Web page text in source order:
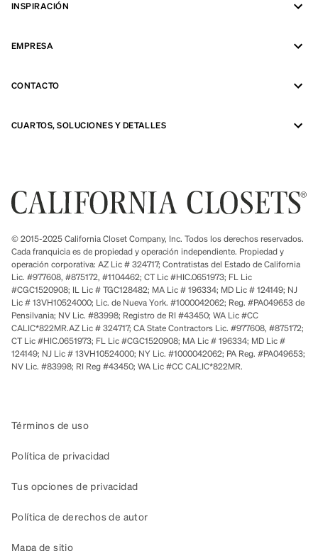
INSPIRACIÓN
EMPRESA
CONTACTO
CUARTOS, SOLUCIONES Y DETALLES
© 2015-2025 California Closet Company, Inc. Todos los derechos reservados.
Cada franquicia es de propiedad y operación independiente. Propiedad y
operación corporativa: AZ Lic # 324717; Contratistas del Estado de California
Lic. #977608, #875172, #1104462; CT Lic #HIC.0651973; FL Lic
#CGC1520908; IL Lic # TGC128482; MA Lic # 196334; MD Lic # 124149; NJ
Lic # 13VH10524000; Lic. de Nueva York. #1000042062; Reg. #PA049653 de
Pensilvania; NV Lic. #83998; Registro de RI #43450; WA Lic #CC
CALIC*822MR.AZ Lic # 324717; CA State Contractors Lic. #977608, #875172;
CT Lic #HIC.0651973; FL Lic #CGC1520908; MA Lic # 196334; MD Lic #
124149; NJ Lic # 13VH10524000; NY Lic. #1000042062; PA Reg. #PA049653;
NV Lic. #83998; RI Reg #43450; WA Lic #CC CALIC*822MR.
Términos de uso
Política de privacidad
Tus opciones de privacidad
Política de derechos de autor
Mapa de sitio